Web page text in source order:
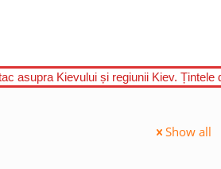
asupra Kievului și regiunii Kiev. Țintele
Show all